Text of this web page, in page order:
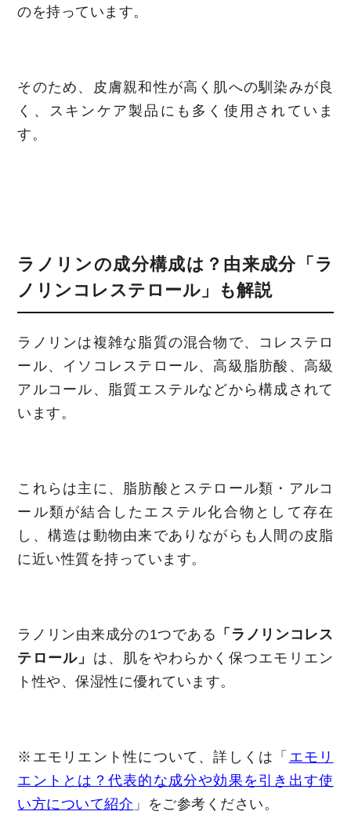
のを持っています。
そのため、皮膚親和性が高く肌への馴染みが良
く、スキンケア製品にも多く使用されていま
す。
ラノリンの成分構成は？由来成分「ラ
ノリンコレステロール」も解説
ラノリンは複雑な脂質の混合物で、コレステロ
ール、イソコレステロール、高級脂肪酸、高級
アルコール、脂質エステルなどから構成されて
います。
これらは主に、脂肪酸とステロール類・アルコ
ール類が結合したエステル化合物として存在
し、構造は動物由来でありながらも人間の皮脂
に近い性質を持っています。
ラノリン由来成分の1つである 「 ラノリンコレス
テロール 」 は、肌をやわらかく保つエモリエン
ト性や、保湿性に優れています。
※エモリエント性について、詳しくは「 エモリ
エントとは？代表的な成分や効果を引き出す使
い方について紹介 」をご参考ください。